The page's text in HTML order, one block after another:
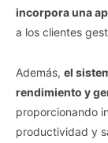
incorpora una
a los clientes
Además, el
rendimiento y
proporcionando
productividad y